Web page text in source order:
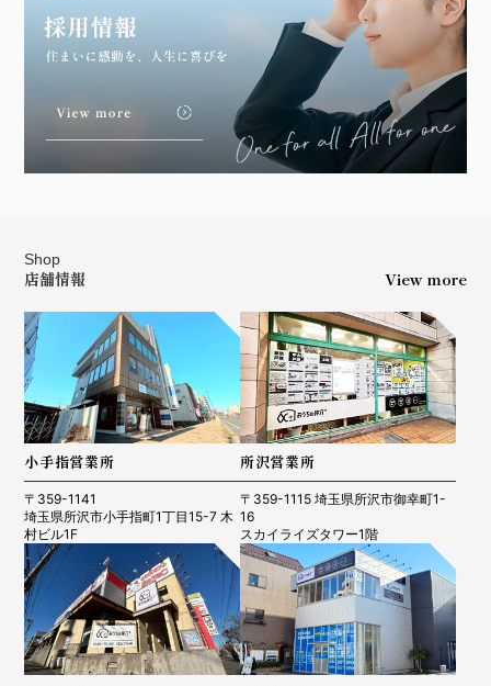
Shop
店舗情報 View more
小手指営業所
〒359-1141
埼玉県所沢市小手指町1丁目15-7 木
村ビル1F
所沢営業所
〒359-1115 埼玉県所沢市御幸町1-
16
スカイライズタワー1階